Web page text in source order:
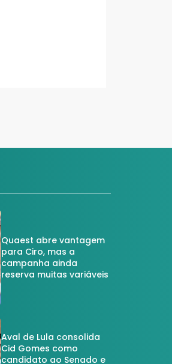
Quaest abre vantagem
para Ciro, mas a
campanha ainda
reserva muitas variáveis
Aval de Lula consolida
Cid Gomes como
candidato ao Senado e